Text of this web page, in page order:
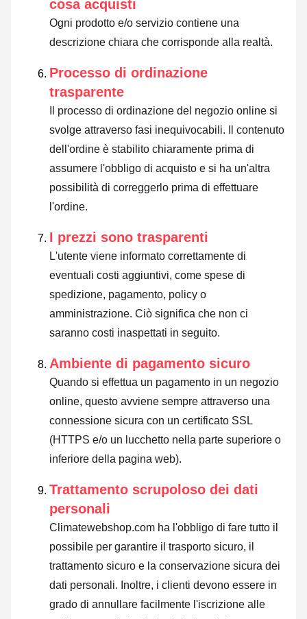
cosa acquisti
Ogni prodotto e/o servizio contiene una
descrizione chiara che corrisponde alla realtà.
Processo di ordinazione
trasparente
Il processo di ordinazione del negozio online si
svolge attraverso fasi inequivocabili. Il contenuto
dell'ordine è stabilito chiaramente prima di
assumere l'obbligo di acquisto e si ha un'altra
possibilità di correggerlo prima di effettuare
l'ordine.
I prezzi sono trasparenti
L'utente viene informato correttamente di
eventuali costi aggiuntivi, come spese di
spedizione, pagamento, policy o
amministrazione. Ciò significa che non ci
saranno costi inaspettati in seguito.
Ambiente di pagamento sicuro
Quando si effettua un pagamento in un negozio
online, questo avviene sempre attraverso una
connessione sicura con un certificato SSL
(HTTPS e/o un lucchetto nella parte superiore o
inferiore della pagina web).
Trattamento scrupoloso dei dati
personali
Climatewebshop.com ha l'obbligo di fare tutto il
possibile per garantire il trasporto sicuro, il
trattamento sicuro e la conservazione sicura dei
dati personali. Inoltre, i clienti devono essere in
grado di annullare facilmente l'iscrizione alle